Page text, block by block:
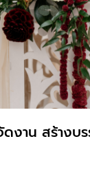
าน สร้างบร